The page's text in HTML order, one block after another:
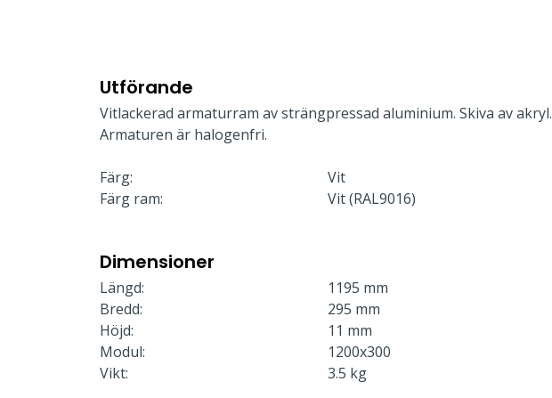
Utförande
Vitlackerad armaturram av strängpressad aluminium. Skiva av akryl.
Armaturen är halogenfri.
Färg:
Vit
Färg ram:
Vit (RAL9016)
Dimensioner
Längd:
1195 mm
Bredd:
295 mm
Höjd:
11 mm
Modul:
1200x300
Vikt:
3.5 kg